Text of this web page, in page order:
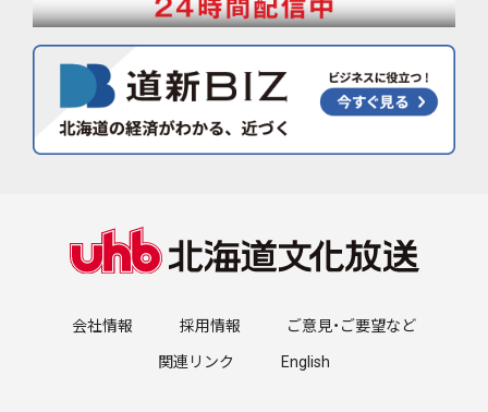
会社情報 採用情報 ご意見・ご要望など
関連リンク English